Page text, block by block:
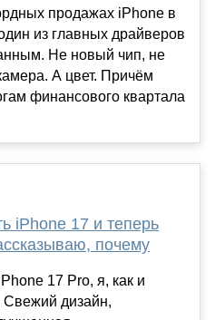
продажах iPhone в
из главных драйверов
Не новый чип, не
А цвет. Причём
финансового квартала
iPhone 17 и теперь
почему
17 Pro, я, как и
Свежий дизайн,